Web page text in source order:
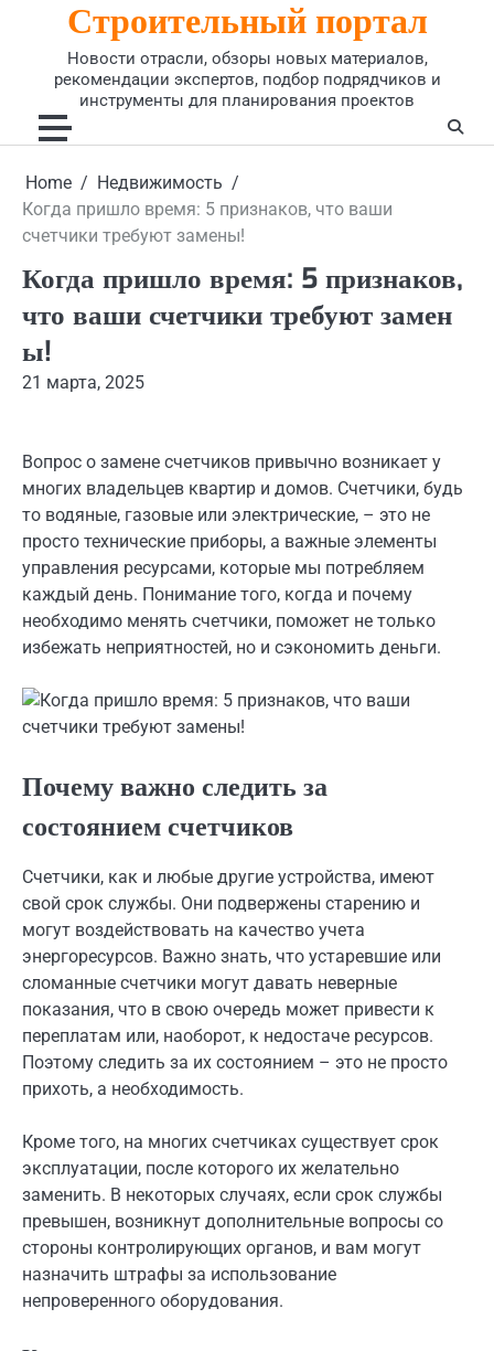
Строительный портал
Новости отрасли, обзоры новых материалов,
рекомендации экспертов, подбор подрядчиков и
инструменты для планирования проектов
Home
Недвижимость
Когда пришло время: 5 признаков, что ваши
счетчики требуют замены!
Когда пришло время: 5 признаков,
что ваши счетчики требуют замен
ы!
21 марта, 2025
Вопрос о замене счетчиков привычно возникает у
многих владельцев квартир и домов. Счетчики, будь
то водяные, газовые или электрические, – это не
просто технические приборы, а важные элементы
управления ресурсами, которые мы потребляем
каждый день. Понимание того, когда и почему
необходимо менять счетчики, поможет не только
избежать неприятностей, но и сэкономить деньги.
Почему важно следить за
состоянием счетчиков
Счетчики, как и любые другие устройства, имеют
свой срок службы. Они подвержены старению и
могут воздействовать на качество учета
энергоресурсов. Важно знать, что устаревшие или
сломанные счетчики могут давать неверные
показания, что в свою очередь может привести к
переплатам или, наоборот, к недостаче ресурсов.
Поэтому следить за их состоянием – это не просто
прихоть, а необходимость.
Кроме того, на многих счетчиках существует срок
эксплуатации, после которого их желательно
заменить. В некоторых случаях, если срок службы
превышен, возникнут дополнительные вопросы со
стороны контролирующих органов, и вам могут
назначить штрафы за использование
непроверенного оборудования.